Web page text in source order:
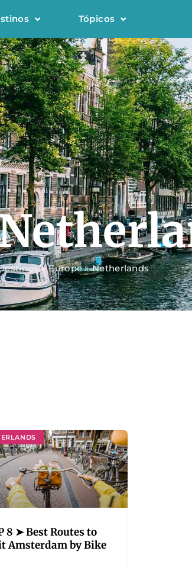
Tópicos
»Europe»Netherlands
8 ➤ Best Routes to
Amsterdam by Bike